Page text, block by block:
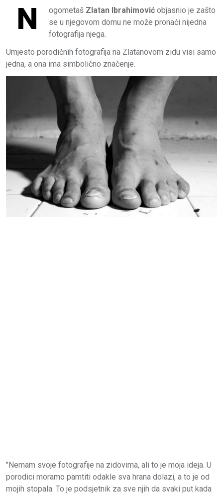
N ogometaš Zlatan Ibrahimović objasnio je zašto
se u njegovom domu ne može pronaći nijedna
fotografija njega.
Umjesto porodičnih fotografija na Zlatanovom zidu visi samo
jedna, a ona ima simbolično značenje.
"Nemam svoje fotografije na zidovima, ali to je moja ideja. U
porodici moramo pamtiti odakle sva hrana dolazi, a to je od
mojih stopala. To je podsjetnik za sve njih da svaki put kada